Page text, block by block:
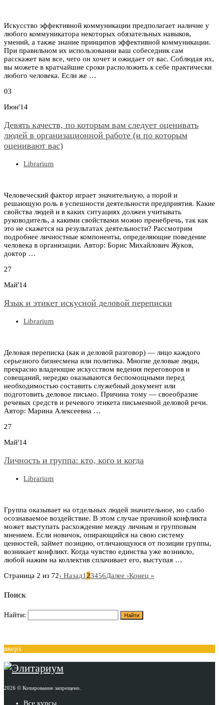
Искусство эффективной коммуникации предполагает наличие у
любого коммуникатора некоторых обязательных навыков,
умений, а также знание принципов эффективной коммуникации.
При правильном их использовании ваш собеседник сам
расскажет вам все, чего он хочет и ожидает от вас. Соблюдая их,
вы можете в кратчайшие сроки расположить к себе практически
любого человека. Если же …
03
Июн'14
Девять качеств, по которым вам следует оценивать
людей в организационной работе (и по которым
оценивают вас)
Librarium
Человеческий фактор играет значительную, а порой и
решающую роль в успешности деятельности предприятия. Какие
свойства людей и в каких ситуациях должен учитывать
руководитель, а какими свойствами можно пренебречь, так как
это не скажется на результатах деятельности? Рассмотрим
подробнее личностные компоненты, определяющие поведение
человека в организации. Автор: Бopис Михaйлoвич Жукoв,
доктор …
27
Май'14
Язык и этикет искусной деловой переписки
Librarium
Деловая переписка (как и деловой разговор) — лицо каждого
серьезного бизнесмена или политика. Многие деловые люди,
прекрасно владеющие искусством ведения переговоров и
совещаний, нередко оказываются беспомощными перед
необходимостью составить служебный документ или
подготовить деловое письмо. Причина тому — своеобразие
речевых средств и речевого этикета письменной деловой речи.
Автор: Мapина Алекceeвна …
27
Май'14
Личность и группа: кто, кого и когда
Librarium
Группа оказывает на отдельных людей значительное, но слабо
осознаваемое воздействие. В этом случае причиной конфликта
может выступать расхождение между личным и групповым
мнением. Если новичок, опирающийся на свою систему
ценностей, займет позицию, отличающуюся от позиции группы,
возникает конфликт. Когда чувство единства уже возникло,
любой нажим на коллектив сплачивает его, выступая …
Страница 2 из 72‹ Назад123456Далее ›Конец »
Поиск
Найти:
вверх
2026 © Копирование запрещено.
Все курсы